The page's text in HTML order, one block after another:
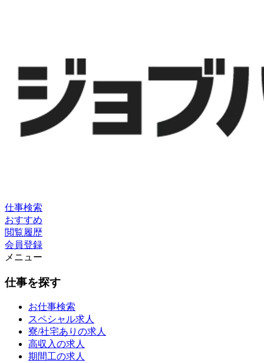
仕事検索
おすすめ
閲覧履歴
会員登録
メニュー
仕事を探す
お仕事検索
スペシャル求人
寮/社宅ありの求人
高収入の求人
期間工の求人